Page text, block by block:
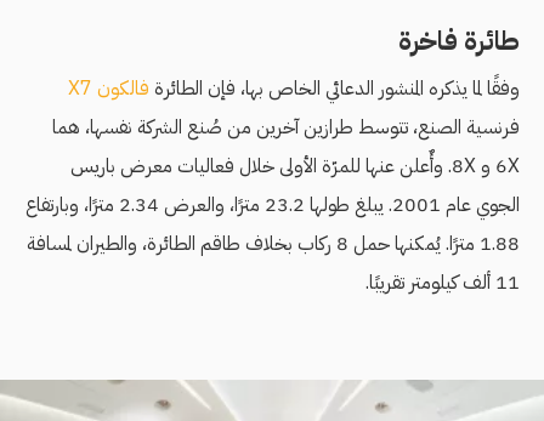
طائرة فاخرة
وفقًا لما يذكره المنشور الدعائي الخاص بها، فإن الطائرة فالكون X7
فرنسية الصنع، تتوسط طرازين آخرين من صُنع الشركة نفسها، هما
6X و 8X. وأٌعلن عنها للمرّة اﻷولى خلال فعاليات معرض باريس
الجوي عام 2001. يبلغ طولها 23.2 مترًا، والعرض 2.34 مترًا، وبارتفاع
1.88 مترًا. يُمكنها حمل 8 ركاب بخلاف طاقم الطائرة، والطيران لمسافة
11 ألف كيلومتر تقريبًا.